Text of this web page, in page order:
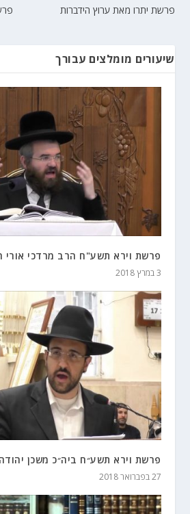
פרשת יתרו מאת ערוץ הידברות
שיעורים מומלצים עבורך
פרשת וירא תשע"ח הרב מרדכי אורי
3 במרץ 2018
פרשת וירא תשע״ח ביה״כ משכן
27 בפברואר 2018